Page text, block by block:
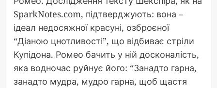
SparkNotes.com, підтверджують: вона –
ідеал недосяжної красуні, озброєної
“Діаною цнотливості”, що відбиває стріли
Купідона. Ромео бачить у ній досконалість,
яка водночас руйнує його: “Занадто гарна,
занадто мудра, мудро гарна, щоб щастя